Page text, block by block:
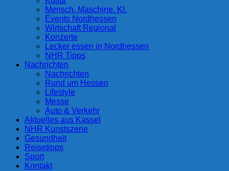
Mensch. Maschine. KI.
Events Nordhessen
Wirtschaft Regional
Konzerte
Lecker essen in Nordhessen
NHR Tipps
Nachrichten
Nachrichten
Rund um Hessen
Lifestyle
Messe
Auto & Verkehr
Aktuelles aus Kassel
NHR Kunstszene
Gesundheit
Reisetipps
Sport
Kontakt